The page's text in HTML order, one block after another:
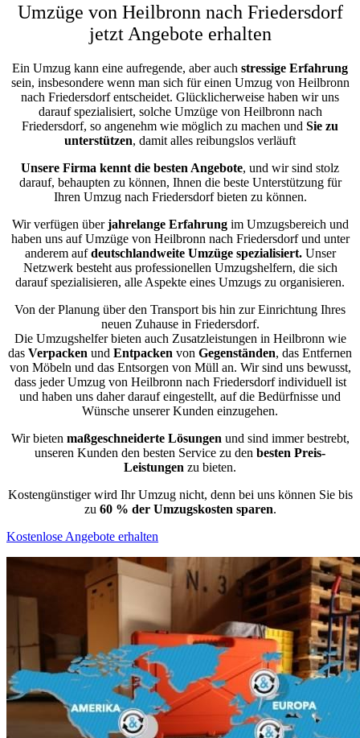
Umzüge von Heilbronn nach Friedersdorf
jetzt Angebote erhalten
Ein Umzug kann eine aufregende, aber auch stressige Erfahrung
sein, insbesondere wenn man sich für einen Umzug von Heilbronn
nach Friedersdorf entscheidet. Glücklicherweise haben wir uns
darauf spezialisiert, solche Umzüge von Heilbronn nach
Friedersdorf, so angenehm wie möglich zu machen und Sie zu
unterstützen, damit alles reibungslos verläuft
Unsere Firma kennt die besten Angebote, und wir sind stolz
darauf, behaupten zu können, Ihnen die beste Unterstützung für
Ihren Umzug nach Friedersdorf bieten zu können.
Wir verfügen überjahrelange Erfahrungim Umzugsbereich und
haben uns auf Umzüge von Heilbronn nach Friedersdorf und unter
anderem aufdeutschlandweite Umzüge spezialisiert.Unser
Netzwerk besteht aus professionellen Umzugshelfern, die sich
darauf spezialisieren, alle Aspekte eines Umzugs zu organisieren.
Von der Planung über den Transport bis hin zur Einrichtung Ihres
neuen Zuhause in Friedersdorf.
Die Umzugshelfer bieten auch Zusatzleistungen in Heilbronn wie
das Verpacken und Entpacken von Gegenständen, das Entfernen
von Möbeln und das Entsorgen von Müll an. Wir sind uns bewusst,
dass jeder Umzug von Heilbronn nach Friedersdorf individuell ist
und haben uns daher darauf eingestellt, auf die Bedürfnisse und
Wünsche unserer Kunden einzugehen.
Wir bieten maßgeschneiderte Lösungen und sind immer bestrebt,
unseren Kunden den besten Service zu den besten Preis-
Leistungen zu bieten.
Kostengünstiger wird Ihr Umzug nicht, denn bei uns können Sie bis
zu 60 % der Umzugskosten sparen.
Kostenlose Angebote erhalten